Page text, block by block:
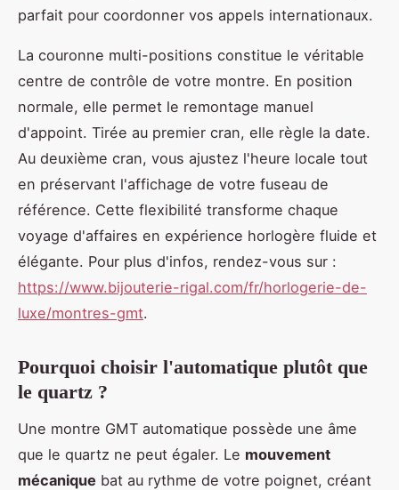
parfait pour coordonner vos appels internationaux.
La couronne multi-positions constitue le véritable
centre de contrôle de votre montre. En position
normale, elle permet le remontage manuel
d'appoint. Tirée au premier cran, elle règle la date.
Au deuxième cran, vous ajustez l'heure locale tout
en préservant l'affichage de votre fuseau de
référence. Cette flexibilité transforme chaque
voyage d'affaires en expérience horlogère fluide et
élégante. Pour plus d'infos, rendez-vous sur :
https://www.bijouterie-rigal.com/fr/horlogerie-de-
luxe/montres-gmt.
Pourquoi choisir l'automatique plutôt que
le quartz ?
Une montre GMT automatique possède une âme
que le quartz ne peut égaler. Le mouvement
mécanique bat au rythme de votre poignet, créant